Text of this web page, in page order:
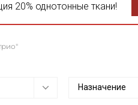
20% однотонные ткани!
Назначение